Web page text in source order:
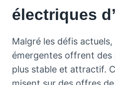
électriques
Malgré les défis
émergentes offrent
plus stable et attractif.